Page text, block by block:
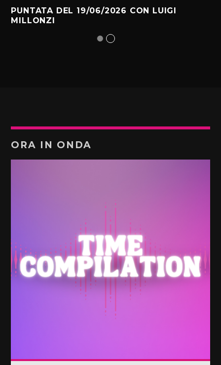
PUNTATA DEL 19/06/2026 CON LUIGI
MILLONZI
ORA IN ONDA